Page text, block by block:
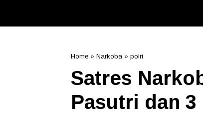
Home » Narkoba » polri
Satres
Pasutri dan 3